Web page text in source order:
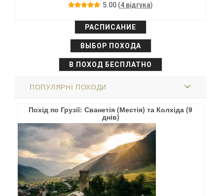
5.00 (4 вiдгука)
РАСПИСАНИЕ
ВЫБОР ПОХОДА
В ПОХОД БЕСПЛАТНО
ПОПУЛЯРНІ ПОХОДИ
Похід по Грузії: Сванетія (Местія) та Колхіда (9
днів)